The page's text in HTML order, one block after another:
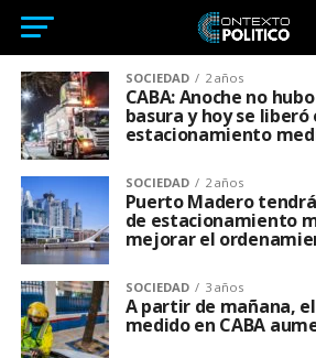
SOCIEDAD 2 años
CABA: Anoche no
basura y hoy se liberó
estacionamiento
SOCIEDAD 2 años
Puerto Madero
de estacionamiento
mejorar el
SOCIEDAD 3 años
A partir de mañana,
medido en CABA